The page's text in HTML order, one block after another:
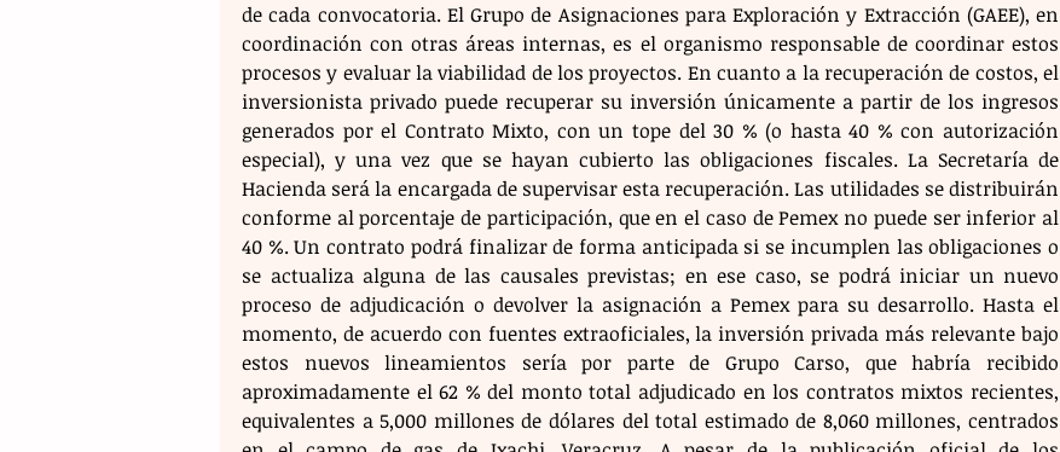
de cada convocatoria. El Grupo de Asignaciones para Exploración y Extracción (GAEE), en
coordinación con otras áreas internas, es el organismo responsable de coordinar estos
procesos y evaluar la viabilidad de los proyectos. En cuanto a la recuperación de costos, el
inversionista privado puede recuperar su inversión únicamente a partir de los ingresos
generados por el Contrato Mixto, con un tope del 30 % (o hasta 40 % con autorización
especial), y una vez que se hayan cubierto las obligaciones fiscales. La Secretaría de
Hacienda será la encargada de supervisar esta recuperación. Las utilidades se distribuirán
conforme al porcentaje de participación, que en el caso de Pemex no puede ser inferior al
40 %. Un contrato podrá finalizar de forma anticipada si se incumplen las obligaciones o
se actualiza alguna de las causales previstas; en ese caso, se podrá iniciar un nuevo
proceso de adjudicación o devolver la asignación a Pemex para su desarrollo. Hasta el
momento, de acuerdo con fuentes extraoficiales, la inversión privada más relevante bajo
estos nuevos lineamientos sería por parte de Grupo Carso, que habría recibido
aproximadamente el 62 % del monto total adjudicado en los contratos mixtos recientes,
equivalentes a 5,000 millones de dólares del total estimado de 8,060 millones, centrados